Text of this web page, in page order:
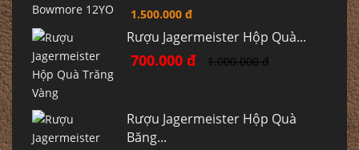
1.500.000 đ
Rượu Jagermeister Hộp Quà...
700.000 đ 1.000.000 đ
Rượu Jagermeister Hộp Quà
Băng...